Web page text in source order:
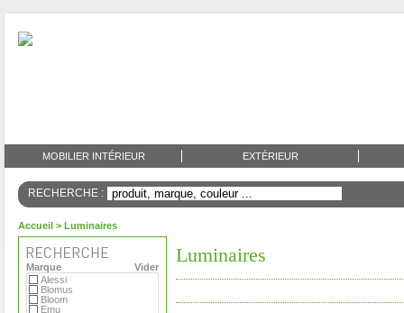
MOBILIER INTÉRIEUR EXTÉRIEUR
RECHERCHE :
Accueil > Luminaires
Vider
Marque
Alessi
Blomus
Bloom
Emu
Luminaires